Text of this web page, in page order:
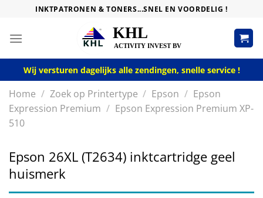
content
INKTPATRONEN & TONERS...SNEL EN VOORDELIG !
Wij versturen dagelijks alle zendingen, snelle service !
Home / Zoek op Printertype / Epson / Epson
Expression Premium / Epson Expression Premium XP-
510
Epson 26XL (T2634) inktcartridge geel
huismerk